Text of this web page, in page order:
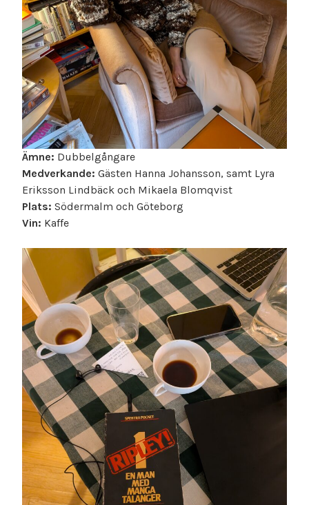
Ämne: Dubbelgångare
Medverkande: Gästen Hanna Johansson, samt Lyra
Eriksson Lindbäck och Mikaela Blomqvist
Plats: Södermalm och Göteborg
Vin: Kaffe